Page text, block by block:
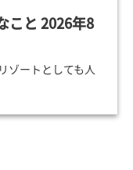
こと 2026年8
ゾートとしても人